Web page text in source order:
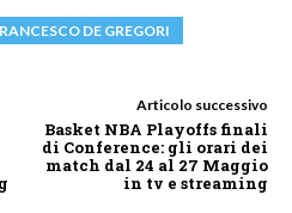
DE GREGORI
Articolo successivo
Basket NBA Playoffs finali
di Conference: gli orari dei
match dal 24 al 27 Maggio
in tv e streaming